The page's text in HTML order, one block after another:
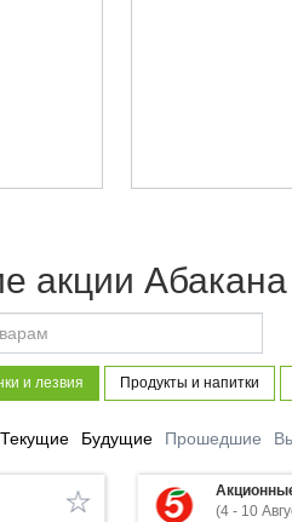
акции
и лезвия Продукты и напитки
Текущие Будущие Прошедшие
(4 - 10